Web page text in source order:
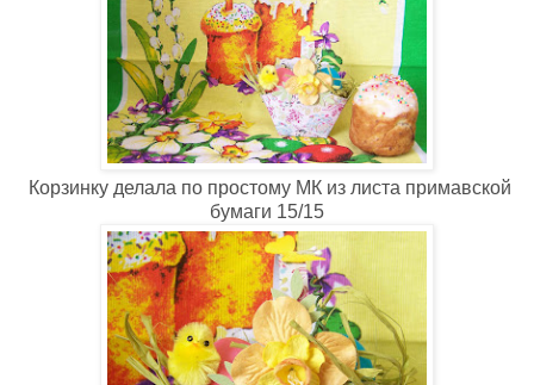
Корзинку делала по простому МК из листа примавской
бумаги 15/15